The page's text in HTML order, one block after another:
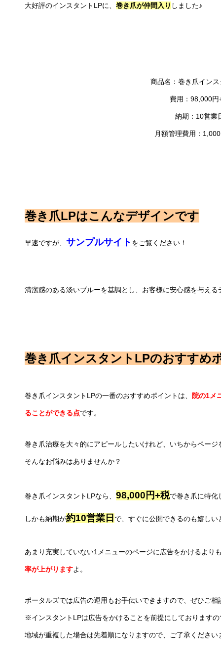
大好評のインスタントLPに、 巻き爪が仲間入り しました♪
商品名：巻き爪イン
費用：98,000円
納期：10営業
月額管理費用：
巻き爪LPはこんなデザインです
早速ですが、 サンプルサイト をご覧ください！
清潔感のある淡いブルーを基調とし、お客様に安心感を与える
巻き爪インスタントLPのおすすめ
巻き爪インスタントLPの一番のおすすめポイントは、 院の1メ
ることができる点です。
巻き爪治療を大々的にアピールしたいけれど、いちからペー
そんなお悩みはありませんか？
巻き爪インスタントLPなら、 98,000円+税で巻き爪に特化
しかも納期が約10営業日 で、すぐに公開できるのも嬉しい
あまり充実していない1メニューのページに広告をかけるより
率が上がりますよ。
ポータルズでは広告の運用もお手伝いできますので、ぜひご相
※インスタントLPは広告をかけることを前提にしておりますの
地域が重複した場合は先着順になりますので、ご了承ください